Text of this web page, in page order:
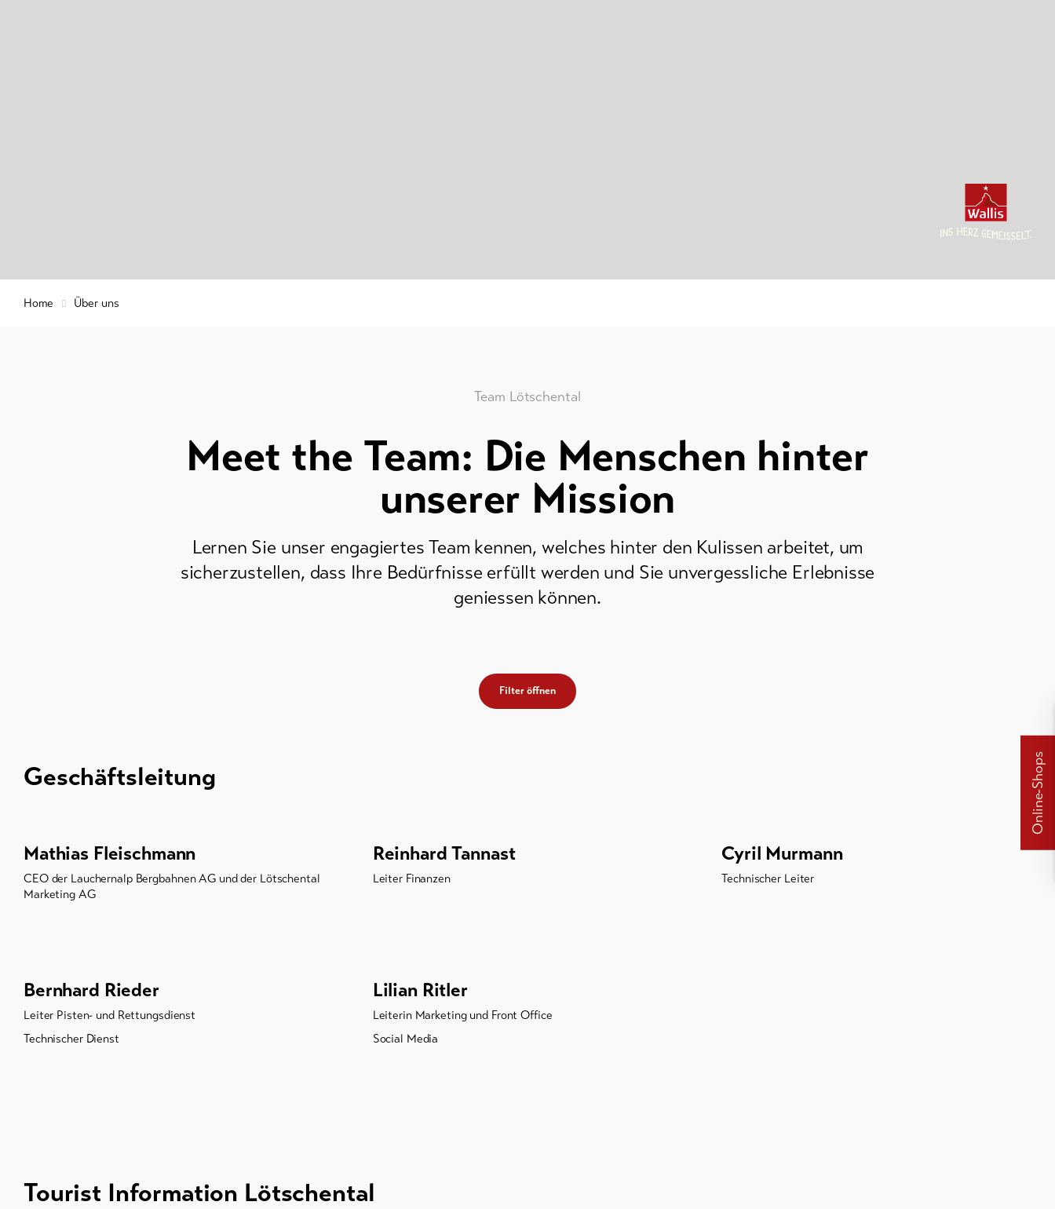
Online-Shops
Home Über uns
Team Lötschental
Meet the Team: Die Menschen hinter
unserer Mission
Lernen Sie unser engagiertes Team kennen, welches hinter den Kulissen arbeitet, um
sicherzustellen, dass Ihre Bedürfnisse erfüllt werden und Sie unvergessliche Erlebnisse
geniessen können.
Filter öffnen
Geschäftsleitung
Mathias Fleischmann
CEO der Lauchernalp Bergbahnen AG und der Lötschental
Marketing AG
Reinhard Tannast
Leiter Finanzen
Cyril Murmann
Technischer Leiter
Bernhard Rieder
Leiter Pisten- und Rettungsdienst
Technischer Dienst
Lilian Ritler
Leiterin Marketing und Front Office
Social Media
Tourist Information Lötschental